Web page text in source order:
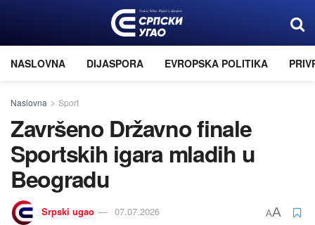
NASLOVNA DIJASPORA EVROPSKA POLITIKA
Naslovna Sport
Završeno Državno finale
Sportskih igara mladih u
Beogradu
Srpski ugao 07.07.2026 AA